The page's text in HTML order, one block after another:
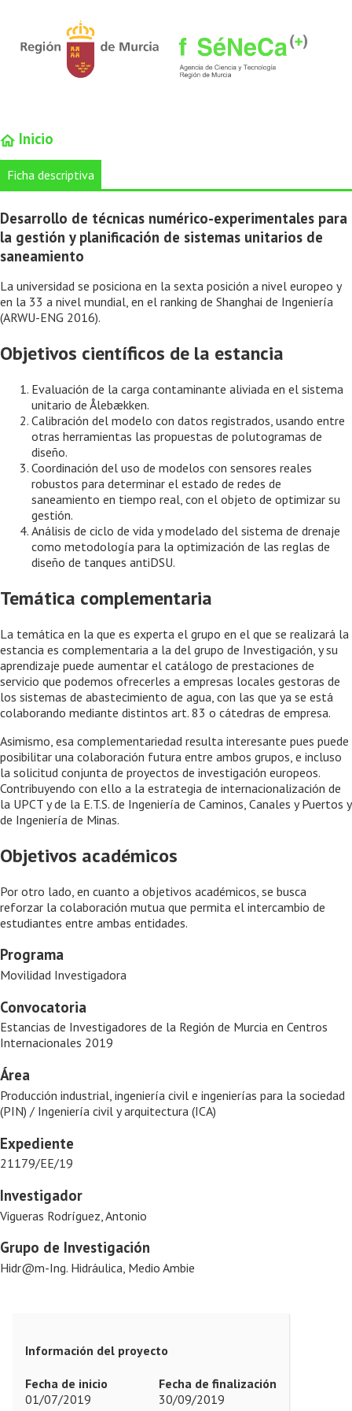
Inicio
Ficha descriptiva
Desarrollo de técnicas numérico-experimentales para
la gestión y planificación de sistemas unitarios de
saneamiento
La universidad se posiciona en la sexta posición a nivel europeo y
en la 33 a nivel mundial, en el ranking de Shanghai de Ingeniería
(ARWU-ENG 2016).
Objetivos científicos de la estancia
Evaluación de la carga contaminante aliviada en el sistema
unitario de Ålebækken.
Calibración del modelo con datos registrados, usando entre
otras herramientas las propuestas de polutogramas de
diseño.
Coordinación del uso de modelos con sensores reales
robustos para determinar el estado de redes de
saneamiento en tiempo real, con el objeto de optimizar su
gestión.
Análisis de ciclo de vida y modelado del sistema de drenaje
como metodología para la optimización de las reglas de
diseño de tanques antiDSU.
Temática complementaria
La temática en la que es experta el grupo en el que se realizará la
estancia es complementaria a la del grupo de Investigación, y su
aprendizaje puede aumentar el catálogo de prestaciones de
servicio que podemos ofrecerles a empresas locales gestoras de
los sistemas de abastecimiento de agua, con las que ya se está
colaborando mediante distintos art. 83 o cátedras de empresa.
Asimismo, esa complementariedad resulta interesante pues puede
posibilitar una colaboración futura entre ambos grupos, e incluso
la solicitud conjunta de proyectos de investigación europeos.
Contribuyendo con ello a la estrategia de internacionalización de
la UPCT y de la E.T.S. de Ingeniería de Caminos, Canales y Puertos y
de Ingeniería de Minas.
Objetivos académicos
Por otro lado, en cuanto a objetivos académicos, se busca
reforzar la colaboración mutua que permita el intercambio de
estudiantes entre ambas entidades.
Programa
Movilidad Investigadora
Convocatoria
Estancias de Investigadores de la Región de Murcia en Centros
Internacionales 2019
Área
Producción industrial, ingeniería civil e ingenierías para la sociedad
(PIN) / Ingeniería civil y arquitectura (ICA)
Expediente
21179/EE/19
Investigador
Vigueras Rodríguez, Antonio
Grupo de Investigación
Hidr@m-Ing. Hidráulica, Medio Ambie
Información del proyecto
Fecha de inicio
01/07/2019
Fecha de finalización
30/09/2019